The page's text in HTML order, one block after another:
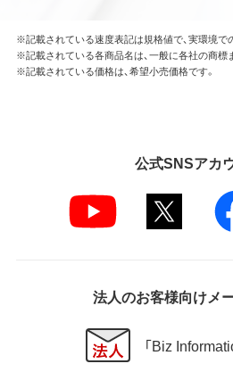
※記載されている速度表記は規格値で、実環境で
※記載されている各商品名は、一般に各社の商標
※記載されている価格は、希望小売価格です。
公式SNSアカ
法人のお客様向けメ
「Biz